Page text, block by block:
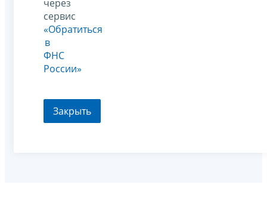
через
сервис
«Обратиться
в
ФНС
России»
Закрыть